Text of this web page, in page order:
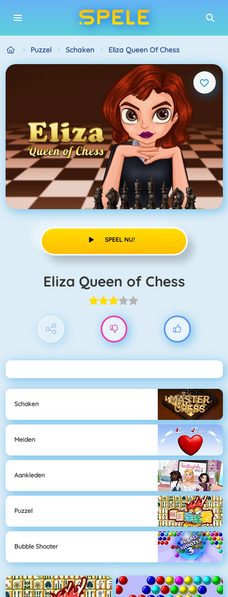
Puzzel Schaken Eliza Queen Of Chess
SPEEL NU!
Eliza Queen of Chess
Schaken
Meiden
Aankleden
Puzzel
Bubble Shooter